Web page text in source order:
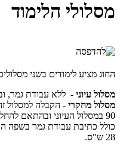
מסלולי הלימוד
החוג מציע לימודים בשני
מסלול עיוני - ללא עבודת גמר, ובו
מסלול מחקרי -
90 במסלול העיוני ובהתאם
כולל כתיבת עבודת גמר בשפה
28 ש"ס.